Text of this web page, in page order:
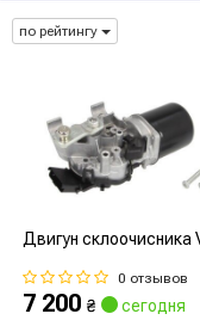
по рейтингу
Двигун склоочисника
0 отзывов
7 200 ₴ сегодня